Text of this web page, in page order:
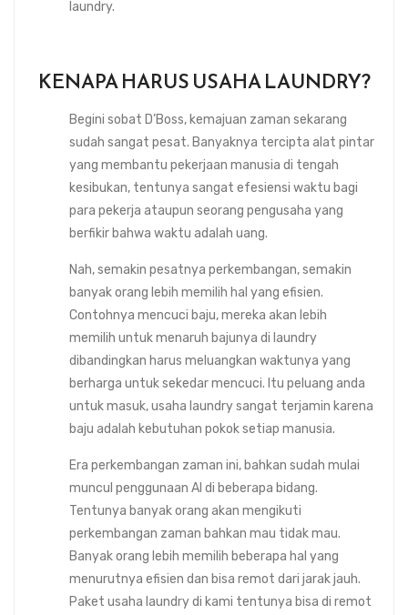
laundry.
KENAPA HARUS USAHA LAUNDRY?
Begini sobat D’Boss, kemajuan zaman sekarang
sudah sangat pesat. Banyaknya tercipta alat pintar
yang membantu pekerjaan manusia di tengah
kesibukan, tentunya sangat efesiensi waktu bagi
para pekerja ataupun seorang pengusaha yang
berfikir bahwa waktu adalah uang.
Nah, semakin pesatnya perkembangan, semakin
banyak orang lebih memilih hal yang efisien.
Contohnya mencuci baju, mereka akan lebih
memilih untuk menaruh bajunya di laundry
dibandingkan harus meluangkan waktunya yang
berharga untuk sekedar mencuci. Itu peluang anda
untuk masuk, usaha laundry sangat terjamin karena
baju adalah kebutuhan pokok setiap manusia.
Era perkembangan zaman ini, bahkan sudah mulai
muncul penggunaan AI di beberapa bidang.
Tentunya banyak orang akan mengikuti
perkembangan zaman bahkan mau tidak mau.
Banyak orang lebih memilih beberapa hal yang
menurutnya efisien dan bisa remot dari jarak jauh.
Paket usaha laundry di kami tentunya bisa di remot